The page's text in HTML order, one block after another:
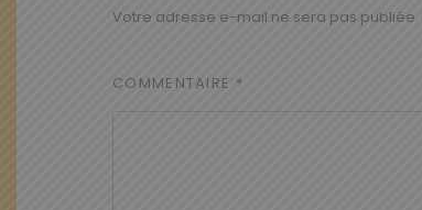
Votre adresse e-mail ne sera pas publiée.
COMMENTAIRE *